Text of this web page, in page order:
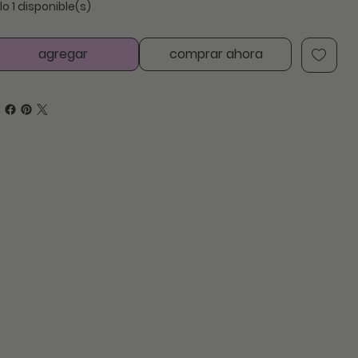
1 disponible(s)
agregar comprar ahora